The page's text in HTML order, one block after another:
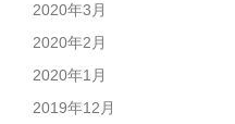
2020年3月
2020年2月
2020年1月
2019年12月